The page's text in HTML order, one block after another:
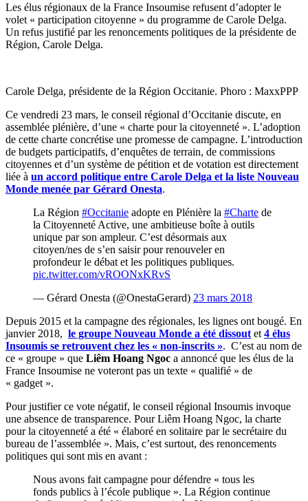
Les élus régionaux de la France Insoumise refusent d’adopter le
volet « participation citoyenne » du programme de Carole Delga.
Un refus justifié par les renoncements politiques de la présidente de
Région, Carole Delga.
Carole Delga, présidente de la Région Occitanie. Phoro : MaxxPPP
Ce vendredi 23 mars, le conseil régional d’Occitanie discute, en
assemblée plénière, d’une « charte pour la citoyenneté ». L’adoption
de cette charte concrétise une promesse de campagne. L’introduction
de budgets participatifs, d’enquêtes de terrain, de commissions
citoyennes et d’un système de pétition et de votation est directement
liée à un accord politique entre Carole Delga et la liste Nouveau
Monde menée par Gérard Onesta.
La Région #Occitanie adopte en Plénière la #Charte de
la Citoyenneté Active, une ambitieuse boîte à outils
unique par son ampleur. C’est désormais aux
citoyen/nes de s’en saisir pour renouveler en
profondeur le débat et les politiques publiques.
pic.twitter.com/vROONxKRvS
— Gérard Onesta (@OnestaGerard) 23 mars 2018
Depuis 2015 et la campagne des régionales, les lignes ont bougé. En
janvier 2018, le groupe Nouveau Monde a été dissout et 4 élus
Insoumis se retrouvent chez les « non-inscrits ». C’est au nom de
ce « groupe » que Liêm Hoang Ngoc a annoncé que les élus de la
France Insoumise ne voteront pas un texte « qualifié » de
« gadget ».
Pour justifier ce vote négatif, le conseil régional Insoumis invoque
une absence de transparence. Pour Liêm Hoang Ngoc, la charte
pour la citoyenneté a été « élaboré en solitaire par le secrétaire du
bureau de l’assemblée ». Mais, c’est surtout, des renoncements
politiques qui sont mis en avant :
Nous avons fait campagne pour défendre « tous les
fonds publics à l’école publique ». La Région continue